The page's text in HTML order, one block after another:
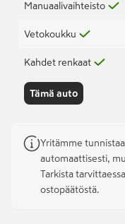
Manuaalivaihteisto
Vetokoukku
Kahdet renkaat
Tämä auto
Yritämme
automaattisesti,
Tarkista
ostopäätöstä.